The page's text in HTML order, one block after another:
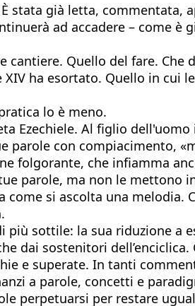
stata già letta,
ad accadere – come è
Quello del fare.
ha esortato. Quello in cui
lo è meno.
Ezechiele. Al figlio
parole con compiacimento,
folgorante, che infiamma
parole, ma non le mettono
si ascolta una melodia.
più sottile: la sua riduzione
dai sostenitori
e superate. In tanti
a parole, concetti e
perpetuarsi per restare